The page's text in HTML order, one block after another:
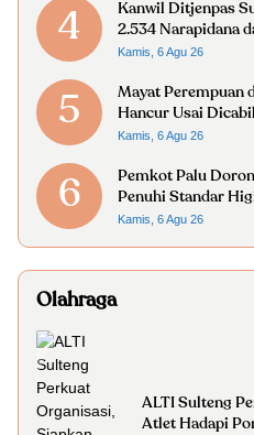
4
Kanwil Ditjenpas
2.534 Narapidana
Kamis, 6 Agu 26
5
Mayat Perempuan
Hancur Usai
Kamis, 6 Agu 26
6
Pemkot Palu
Penuhi Standar
Kamis, 6 Agu 26
Olahraga
ALTI Sulteng
Atlet Hadapi